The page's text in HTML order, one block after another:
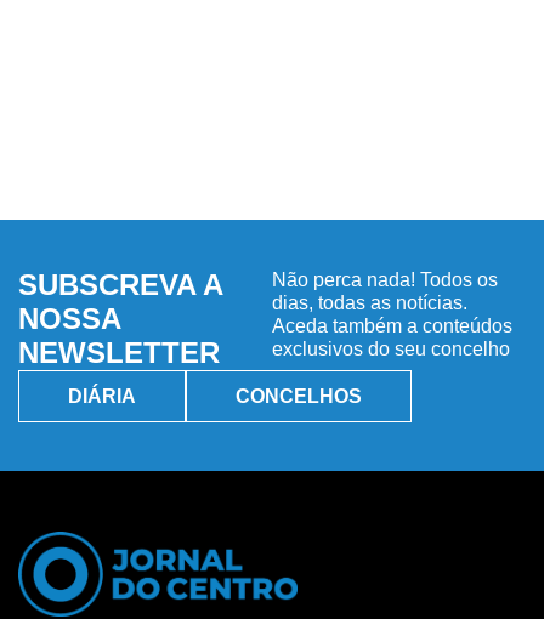
SUBSCREVA A
NOSSA
NEWSLETTER
Não perca nada! Todos os
dias, todas as notícias.
Aceda também a conteúdos
exclusivos do seu concelho
DIÁRIA CONCELHOS